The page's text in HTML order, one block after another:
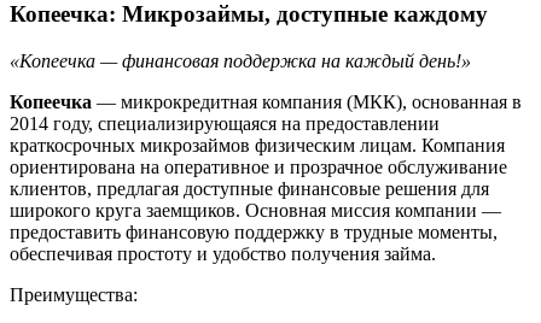
Копеечка: Микрозаймы, доступные каждому
«Копеечка — финансовая поддержка на каждый день!»
Копеечка — микрокредитная компания (МКК), основанная в
2014 году, специализирующаяся на предоставлении
краткосрочных микрозаймов физическим лицам. Компания
ориентирована на оперативное и прозрачное обслуживание
клиентов, предлагая доступные финансовые решения для
широкого круга заемщиков. Основная миссия компании —
предоставить финансовую поддержку в трудные моменты,
обеспечивая простоту и удобство получения займа.
Преимущества: